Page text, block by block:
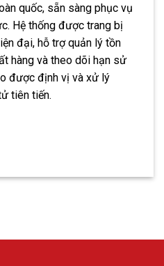
quốc, sẵn sàng phục vụ
Hệ thống được trang bị
đại, hỗ trợ quản lý tồn
hàng và theo dõi hạn sử
được định vị và xử lý
tiên tiến.